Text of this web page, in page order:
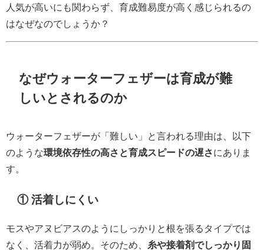
人気が高いにも関わらず、育成難易度が高く感じられるの
はなぜなのでしょうか？
なぜウォーターフェザーは育成が難
しいとされるのか
ウォーターフェザーが「難しい」と言われる理由は、以下
のような環境依存性の高さと育成スピードの遅さにありま
す。
① 活着しにくい
モスやアヌビアスのようにしっかりと根を張るタイプでは
なく、活着力が弱め。そのため、
糸や接着剤でしっかり固